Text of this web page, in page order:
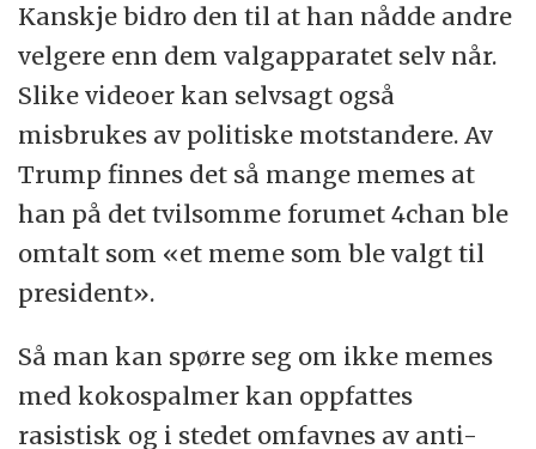
Kanskje bidro den til at han nådde andre
velgere enn dem valgapparatet selv når.
Slike videoer kan selvsagt også
misbrukes av politiske motstandere. Av
Trump finnes det så mange memes at
han på det tvilsomme forumet 4chan ble
omtalt som «et meme som ble valgt til
president».
Så man kan spørre seg om ikke memes
med kokospalmer kan oppfattes
rasistisk og i stedet omfavnes av anti-